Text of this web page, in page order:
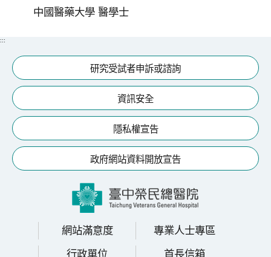
中國醫藥大學 醫學士
:::
研究受試者申訴或諮詢
資訊安全
隱私權宣告
政府網站資料開放宣告
網站滿意度
專業人士專區
行政單位
首長信箱